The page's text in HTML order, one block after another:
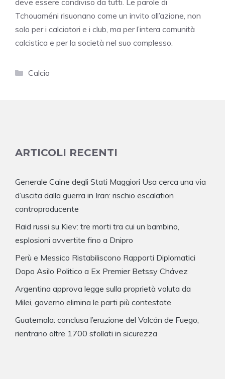
Tchouaméni risuonano come un invito all’azione, non
solo per i calciatori e i club, ma per l’intera comunità
calcistica e per la società nel suo complesso.
Categorie
Calcio
ARTICOLI RECENTI
Generale Caine degli Stati Maggiori Usa cerca una via
d’uscita dalla guerra in Iran: rischio escalation
controproducente
Raid russi su Kiev: tre morti tra cui un bambino,
esplosioni avvertite fino a Dnipro
Perù e Messico Ristabiliscono Rapporti Diplomatici
Dopo Asilo Politico a Ex Premier Betssy Chávez
Argentina approva legge sulla proprietà voluta da
Milei, governo elimina le parti più contestate
Guatemala: conclusa l’eruzione del Volcán de Fuego,
rientrano oltre 1700 sfollati in sicurezza